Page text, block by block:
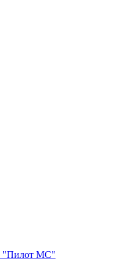
"Пилот МС"